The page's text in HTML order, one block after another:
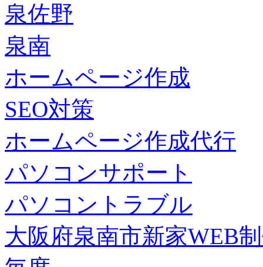
泉佐野
泉南
ホームページ作成
SEO対策
ホームページ作成代行
パソコンサポート
パソコントラブル
大阪府泉南市新家WEB